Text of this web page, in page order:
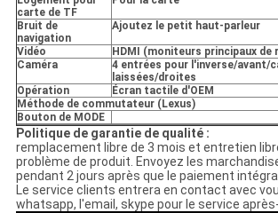
carte de TF
Bruit de
navigation
Ajoutez le petit haut-parleur
Vidéo
HDMI (moniteurs principaux de
Caméra
4 entrées pour l'inverse/avant/
laissées/droites
Opération
Écran tactile d'OEM
Méthode de commutateur (Lexus)
Bouton de MODE
Politique de garantie de qualité :
remplacement libre de 3 mois et entretien
problème de produit. Envoyez les
pendant 2 jours après que le paiement
Le service clients entrera en contact avec
whatsapp, l'email, skype pour le service